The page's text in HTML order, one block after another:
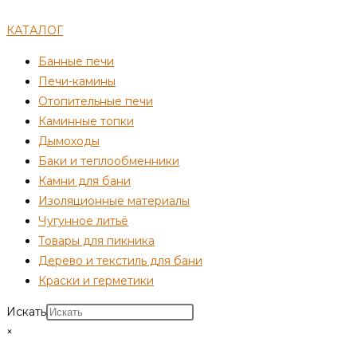
КАТАЛОГ
Банные печи
Печи-камины
Отопительные печи
Каминные топки
Дымоходы
Баки и теплообменники
Камни для бани
Изоляционные материалы
Чугунное литьё
Товары для пикника
Дерево и текстиль для бани
Краски и герметики
Искать
×